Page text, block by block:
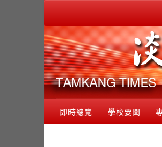
即時總覽 學校要聞